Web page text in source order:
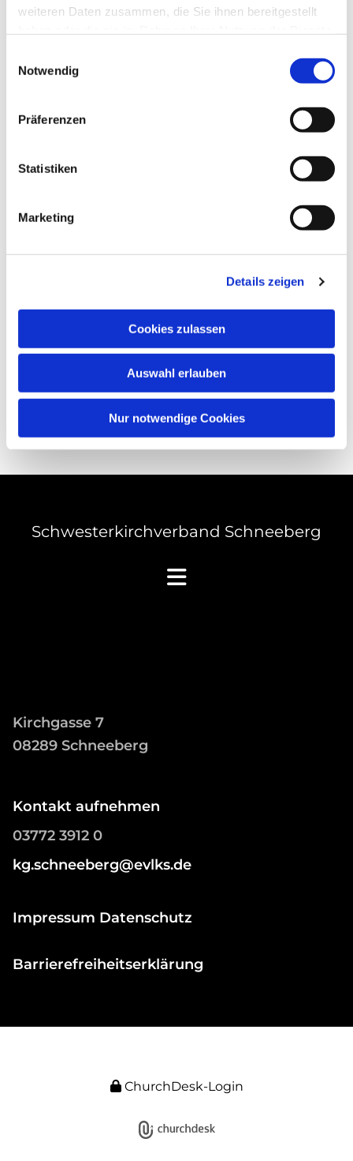
weiteren Daten zusammen, die Sie ihnen bereitgestellt
Notwendig
Präferenzen
Statistiken
Marketing
Details zeigen
Cookies zulassen
Auswahl erlauben
Nur notwendige Cookies
Schwesterkirchverband Schneeberg
Kirchgasse 7
08289 Schneeberg
Kontakt aufnehmen
03772 3912 0
kg.schneeberg@evlks.de
Impressum Datenschutz
Barrierefreiheitserklärung
ChurchDesk-Login